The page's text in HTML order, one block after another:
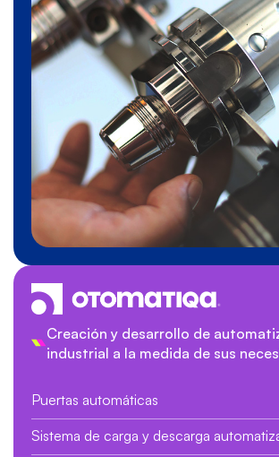
Creación y desarrollo de
industrial a la medida de sus
Puertas automáticas
Sistema de carga y descarga